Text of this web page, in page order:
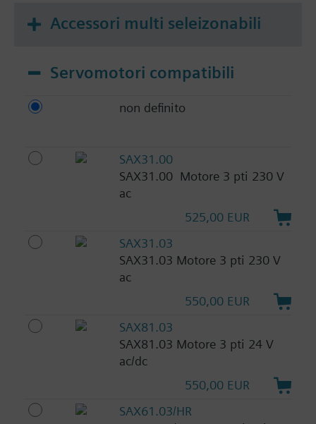
Accessori multi seleizonabili
Servomotori compatibili
non definito
SAX31.00
SAX31.00 Motore 3 pti 230 V
ac
525,00 EUR
SAX31.03
SAX31.03 Motore 3 pti 230 V
ac
550,00 EUR
SAX81.03
SAX81.03 Motore 3 pti 24 V
ac/dc
550,00 EUR
SAX61.03/HR